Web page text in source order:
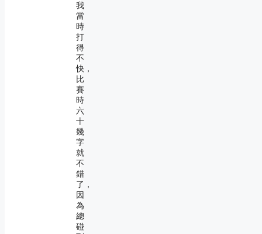
我
當
時
打
得
不
快，
比
賽
時
六
十
幾
字
就
不
錯
了，
因
為
總
碰